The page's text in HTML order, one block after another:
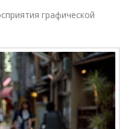
графической